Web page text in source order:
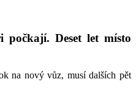
počkají. Deset let místo
na nový vůz, musí dalších pět